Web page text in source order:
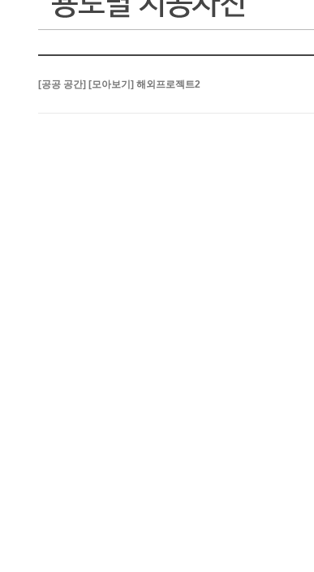
[공공 공간] [모아보기] 해외프로젝트2